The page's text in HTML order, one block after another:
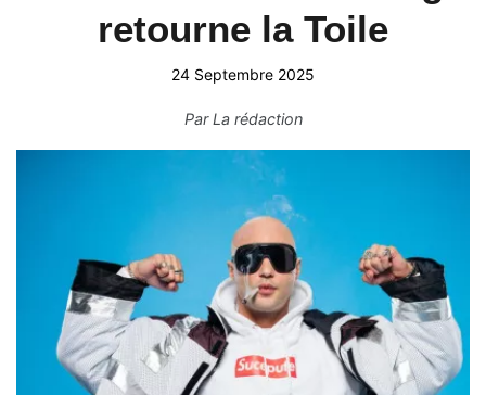
retourne la Toile
24 Septembre 2025
ParLa rédaction